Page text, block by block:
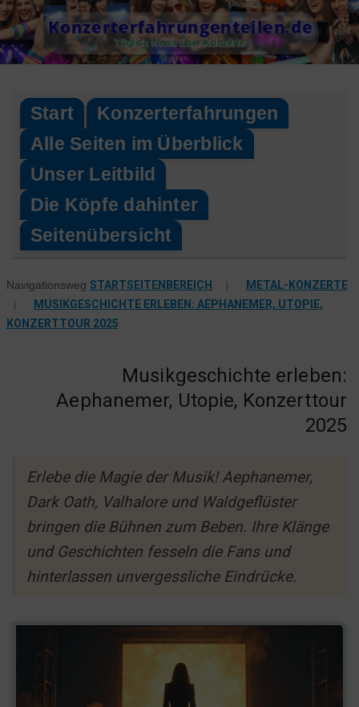
Skip
to
content
Konzerterfahrungenteilen.de
Täglich News über Konzerte
Start
Konzerterfahrungen
Alle Seiten im Überblick
Unser Leitbild
Die Köpfe dahinter
Seitenübersicht
Navigationsweg STARTSEITENBEREICH |
METAL-KONZERTE
|
MUSIKGESCHICHTE ERLEBEN: AEPHANEMER, UTOPIE,
KONZERTTOUR 2025
Musikgeschichte erleben:
Aephanemer, Utopie, Konzerttour
2025
Erlebe die Magie der Musik! Aephanemer,
Dark Oath, Valhalore und Waldgeflüster
bringen die Bühnen zum Beben. Ihre Klänge
und Geschichten fesseln die Fans und
hinterlassen unvergessliche Eindrücke.